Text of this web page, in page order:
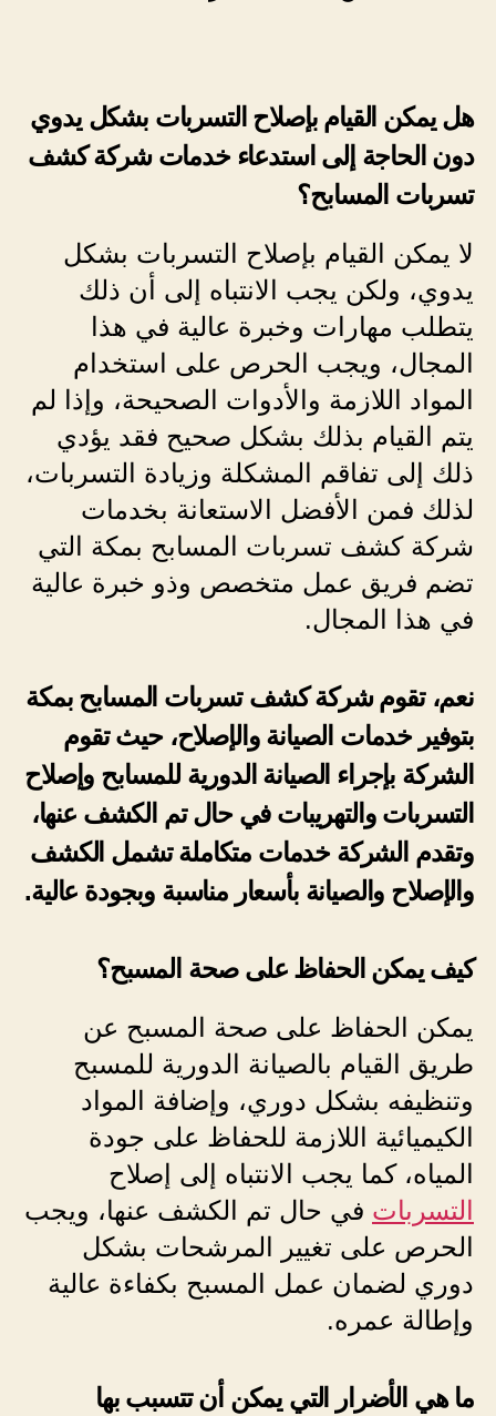
هل يمكن القيام بإصلاح التسربات بشكل يدوي
دون الحاجة إلى استدعاء خدمات شركة كشف
تسربات المسابح؟
لا يمكن القيام بإصلاح التسربات بشكل
يدوي، ولكن يجب الانتباه إلى أن ذلك
يتطلب مهارات وخبرة عالية في هذا
المجال، ويجب الحرص على استخدام
المواد اللازمة والأدوات الصحيحة، وإذا لم
يتم القيام بذلك بشكل صحيح فقد يؤدي
ذلك إلى تفاقم المشكلة وزيادة التسربات،
لذلك فمن الأفضل الاستعانة بخدمات
شركة كشف تسربات المسابح بمكة التي
تضم فريق عمل متخصص وذو خبرة عالية
في هذا المجال.
نعم، تقوم شركة كشف تسربات المسابح بمكة
بتوفير خدمات الصيانة والإصلاح، حيث تقوم
الشركة بإجراء الصيانة الدورية للمسابح وإصلاح
التسربات والتهريبات في حال تم الكشف عنها،
وتقدم الشركة خدمات متكاملة تشمل الكشف
والإصلاح والصيانة بأسعار مناسبة وبجودة عالية.
كيف يمكن الحفاظ على صحة المسبح؟
يمكن الحفاظ على صحة المسبح عن
طريق القيام بالصيانة الدورية للمسبح
وتنظيفه بشكل دوري، وإضافة المواد
الكيميائية اللازمة للحفاظ على جودة
المياه، كما يجب الانتباه إلى إصلاح
التسربات في حال تم الكشف عنها، ويجب
الحرص على تغيير المرشحات بشكل
دوري لضمان عمل المسبح بكفاءة عالية
وإطالة عمره.
ما هي الأضرار التي يمكن أن تتسبب بها